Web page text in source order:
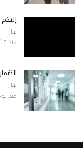
لبنان
منذ 5 أيام
لبنان
منذ